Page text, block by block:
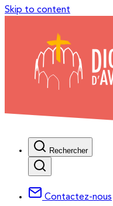
Skip to content
Rechercher
Contactez-nous